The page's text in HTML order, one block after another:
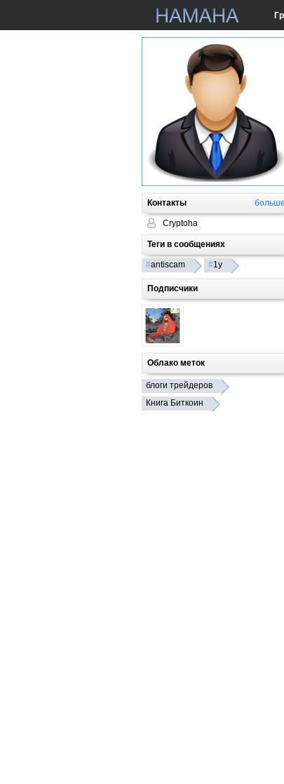
Контакты больше
Cryptoha
Теги в сообщениях
#antiscam #1y
Подписчики
Облако меток
блоги трейдеров
Книга Биткоин